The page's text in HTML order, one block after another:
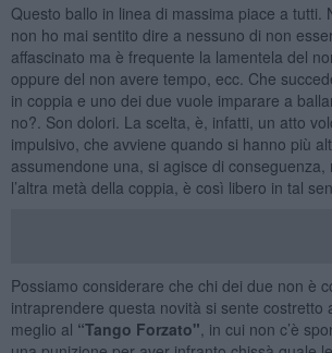
Questo ballo in linea di massima piace a tutti.
non ho mai sentito dire a nessuno di non
affascinato ma è frequente la lamentela del
oppure del non avere tempo, ecc. Che
in coppia e uno dei due vuole imparare a
no?. Son dolori. La scelta, è, infatti, un atto
impulsivo, che avviene quando si hanno più
assumendone una, si agisce di conseguenza,
l’altra metà della coppia, è così libero in tal
Possiamo considerare che chi dei due non è
intraprendere questa novità si sente costretto
meglio al “Tango Forzato" , in cui non c’è